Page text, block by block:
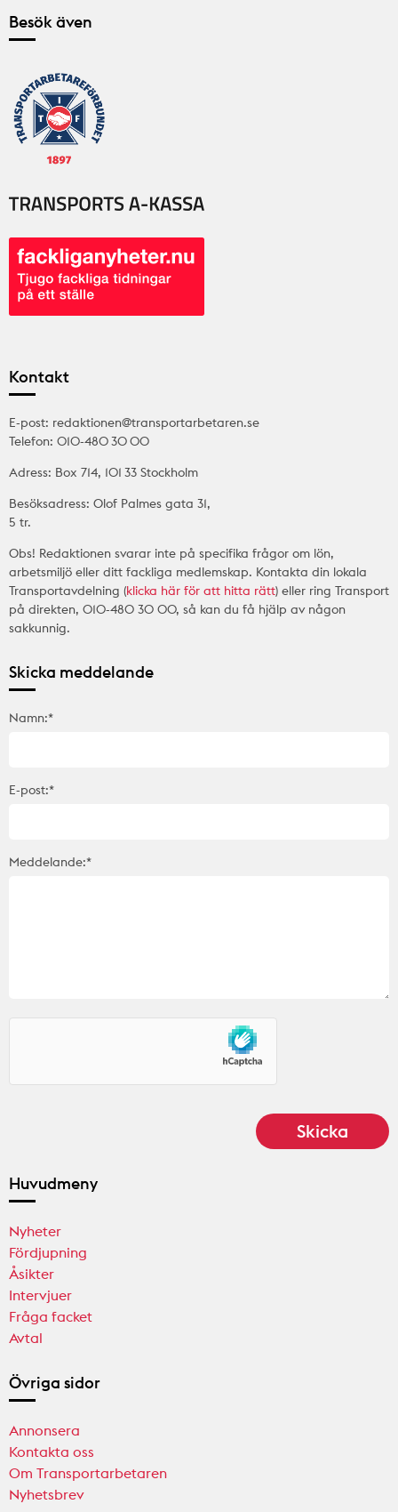
Besök även
Kontakt
E-post: redaktionen@transportarbetaren.se
Telefon: 010-480 30 00
Adress: Box 714, 101 33 Stockholm
Besöksadress: Olof Palmes gata 31,
5 tr.
Obs! Redaktionen svarar inte på specifika frågor om lön,
arbetsmiljö eller ditt fackliga medlemskap. Kontakta din lokala
Transportavdelning (klicka här för att hitta rätt) eller ring Transport
på direkten, 010-480 30 00, så kan du få hjälp av någon
sakkunnig.
Skicka meddelande
Namn:*
E-post:*
Meddelande:*
Huvudmeny
Nyheter
Fördjupning
Åsikter
Intervjuer
Fråga facket
Avtal
Övriga sidor
Annonsera
Kontakta oss
Om Transportarbetaren
Nyhetsbrev